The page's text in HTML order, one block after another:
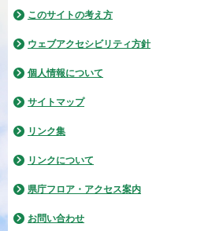
このサイトの考え方
ウェブアクセシビリティ方針
個人情報について
サイトマップ
リンク集
リンクについて
県庁フロア・アクセス案内
お問い合わせ